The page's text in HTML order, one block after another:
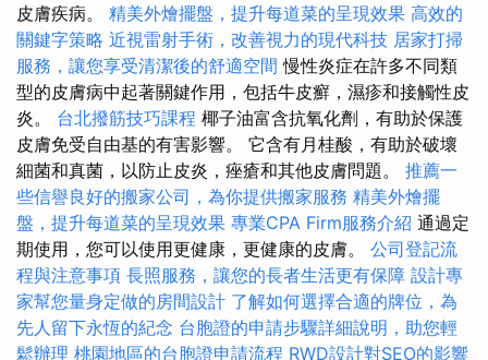
皮膚疾病。 精美外燴擺盤，提升每道菜的呈現效果 高效的
關鍵字策略 近視雷射手術，改善視力的現代科技 居家打掃
服務，讓您享受清潔後的舒適空間 慢性炎症在許多不同類
型的皮膚病中起著關鍵作用，包括牛皮癬，濕疹和接觸​​性皮
炎。 台北撥筋技巧課程 椰子油富含抗氧化劑，有助於保護
皮膚免受自由基的有害影響。 它含有月桂酸，有助於破壞
細菌和真菌，以防止皮炎，痤瘡和其他皮膚問題。 推薦一
些信譽良好的搬家公司，為你提供搬家服務 精美外燴擺
盤，提升每道菜的呈現效果 專業CPA Firm服務介紹 通過定
期使用，您可以使用更健康，更健康的皮膚。 公司登記流
程與注意事項 長照服務，讓您的長者生活更有保障 設計專
家幫您量身定做的房間設計 了解如何選擇合適的牌位，為
先人留下永恆的紀念 台胞證的申請步驟詳細說明，助您輕
鬆辦理 桃園地區的台胞證申請流程 RWD設計對SEO的影響